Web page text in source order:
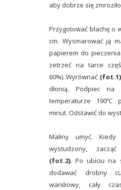
aby dobrze się
Przygotować blachę o
cm. Wysmarować ją
papierem do
zetrzeć na tarce
60%). Wyrównać (fot.1)
dłonią. Podpiec
temperaturze 190ºC
minut. Odstawić do
Maliny umyć.
wystudzony,
(fot.2). Po ubiciu na
dodawać drobny
waniliowy, cały